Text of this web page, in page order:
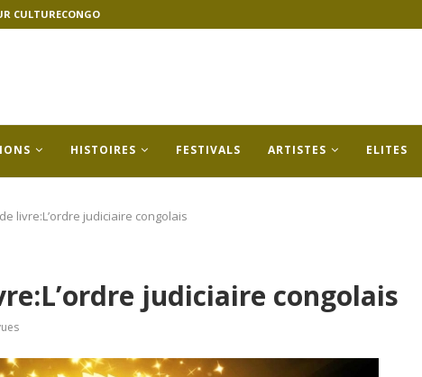
CULTURECONGO
HISTOIRES FESTIVALS ARTISTES ELITES
livre:L’ordre judiciaire congolais
judiciaire congolais